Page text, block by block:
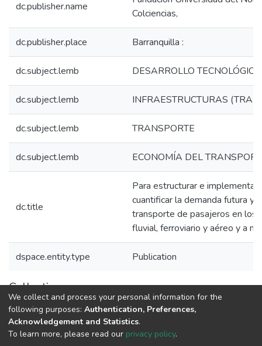
dc.publisher.name
Colciencias,
dc.publisher.place Barranquilla :
dc.subject.lemb DESARROLLO TECNOLÓGICO
dc.subject.lemb INFRAESTRUCTURAS
dc.subject.lemb TRANSPORTE
dc.subject.lemb ECONOMÍA DEL
dc.title
Para estructurar e
cuantificar la demanda futura y
transporte de pasajeros en los
fluvial, ferroviario y aéreo y a
dspace.entity.type Publication
Collections
1.1.2. Informes Finales
DSpace software copyright © 2002-2026
We collect and process your personal information for the
following purposes: Authentication, Preferences,
Acknowledgement and Statistics.
To learn more, please read our privacy policy.